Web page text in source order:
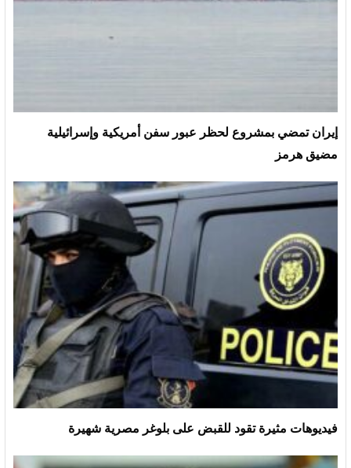
إيران تمضي بمشروع لحظر عبور سفن أمريكية وإسرائيلية
مضيق هرمز
فيديوهات مثيرة تقود للقبض على بلوغر مصرية شهيرة